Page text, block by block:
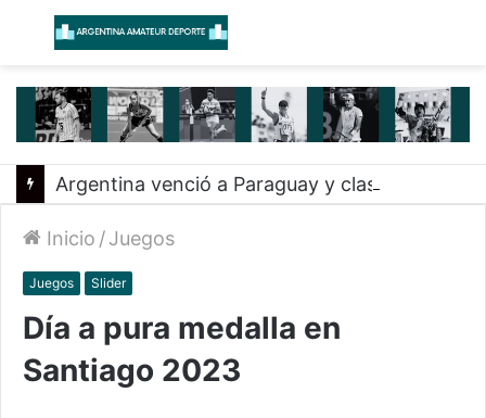
Menú
Inicio /Juegos
Juegos Slider
Día a pura medalla en
Santiago 2023